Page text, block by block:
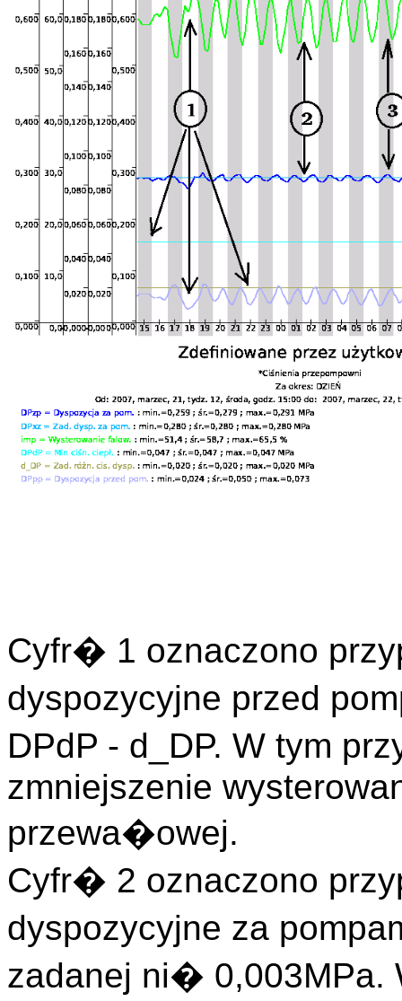
Cyfr� 1 oznaczono
dyspozycyjne przed
DPdP - d_DP. W tym
zmniejszenie
przewa�owej.
Cyfr� 2 oznaczono
dyspozycyjne za
zadanej ni� 0,003MPa.